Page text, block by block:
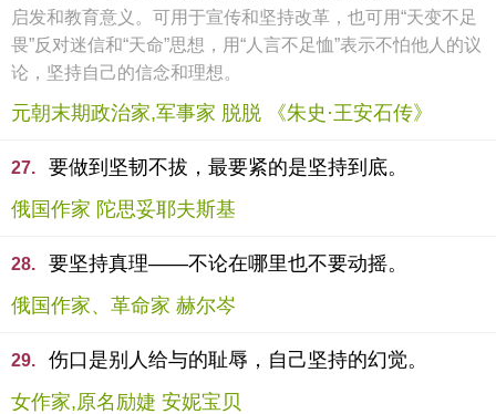
启发和教育意义。可用于宣传和坚持改革，也可用“天变不足
畏”反对迷信和“天命”思想，用“人言不足恤”表示不怕他人的议
论，坚持自己的信念和理想。
元朝末期政治家,军事家 脱脱 《朱史·王安石传》
27.
要做到坚韧不拔，最要紧的是坚持到底。
俄国作家 陀思妥耶夫斯基
28.
要坚持真理——不论在哪里也不要动摇。
俄国作家、革命家 赫尔岑
29.
伤口是别人给与的耻辱，自己坚持的幻觉。
女作家,原名励婕 安妮宝贝